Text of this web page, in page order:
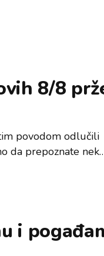
8/8
povodom odlučili
da prepoznate
i